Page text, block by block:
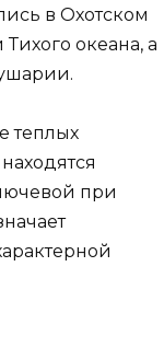
в Охотском
океана, а
теплых
при